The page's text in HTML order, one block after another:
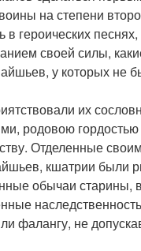
на степени
героических
своей силы,
у которых не
их
родовою
Отделенные
кшатрии были
обычаи
фалангу, не